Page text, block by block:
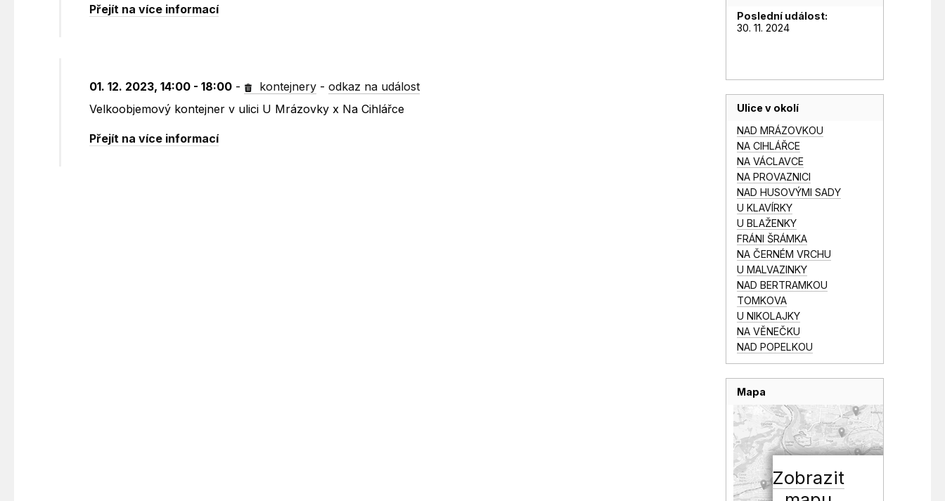
Přejít na více informací
01. 12. 2023, 14:00 - 18:00 - kontejnery -odkaz na událost
Velkoobjemový kontejner v ulici U Mrázovky x Na Cihlářce
Přejít na více informací
Poslední událost:
30. 11. 2024
Ulice v okolí
NAD MRÁZOVKOU
NA CIHLÁŘCE
NA VÁCLAVCE
NA PROVAZNICI
NAD HUSOVÝMI SADY
U KLAVÍRKY
U BLAŽENKY
FRÁNI ŠRÁMKA
NA ČERNÉM VRCHU
U MALVAZINKY
NAD BERTRAMKOU
TOMKOVA
U NIKOLAJKY
NA VĚNEČKU
NAD POPELKOU
Mapa
Zobrazit